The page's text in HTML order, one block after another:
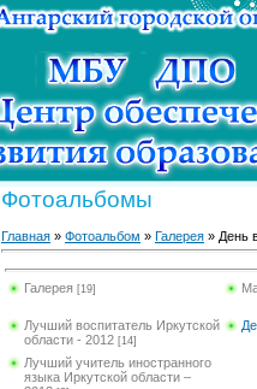
Фотоальбомы
Главная » Фотоальбом » Галерея » День
Галерея [19]
Лучший воспитатель Иркутской
области - 2012 [14]
Лучший учитель иностранного
языка Иркутской области –